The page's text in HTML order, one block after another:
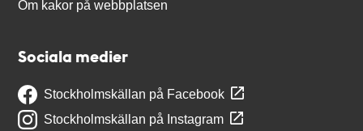
Om kakor på webbplatsen
Sociala medier
Stockholmskällan på Facebook
Stockholmskällan på Instagram